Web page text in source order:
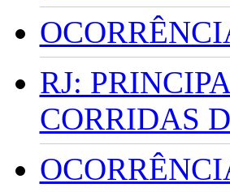
RJ:
CORRIDAS